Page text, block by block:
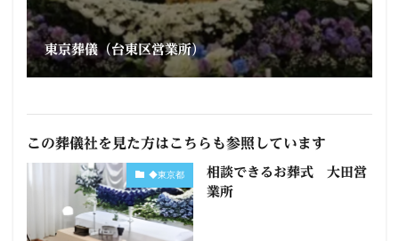
東京葬儀（台東区営業所）
この葬儀社を見た方はこちらも参照しています
◆東京都
相談できるお葬式 大田営
業所